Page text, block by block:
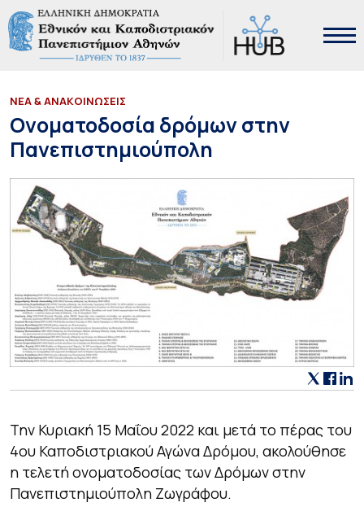
ΝΕΑ & ΑΝΑΚΟΙΝΩΣΕΙΣ
Ονοματοδοσία δρόμων στην
Πανεπιστημιούπολη
Την Κυριακή 15 Μαΐου 2022 και μετά το πέρας του
4ου Καποδιστριακού Αγώνα Δρόμου, ακολούθησε
η τελετή ονοματοδοσίας των Δρόμων στην
Πανεπιστημιούπολη Ζωγράφου.